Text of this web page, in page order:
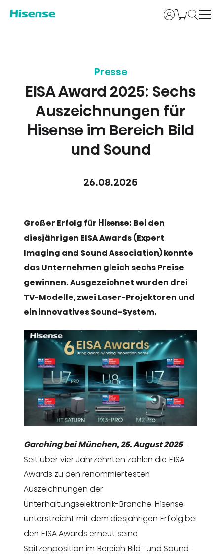
Anmelden
Presse
EISA Award 2025: Sechs
Auszeichnungen für
Hisense im Bereich Bild
und Sound
26.08.2025
Großer Erfolg für Hisense: Bei den
diesjährigen EISA Awards (Expert
Imaging and Sound Association) konnte
das Unternehmen gleich sechs Preise
gewinnen. Ausgezeichnet wurden drei
TV-Modelle, zwei Laser-Projektoren und
ein innovatives Sound-System.
Garching bei München, 25. August 2025–
Seit über vier Jahrzehnten zählen die EISA
Awards zu den renommiertesten
Auszeichnungen der
Unterhaltungselektronik-Branche. Hisense
unterstreicht mit dem diesjährigen Erfolg bei
den EISA Awards erneut seine
Spitzenposition im Bereich Bild- und Sound-